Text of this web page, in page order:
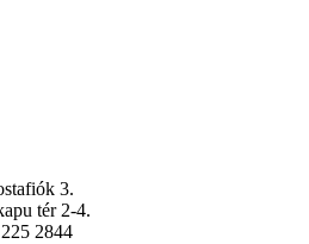
3.
tér 2-4.
2844